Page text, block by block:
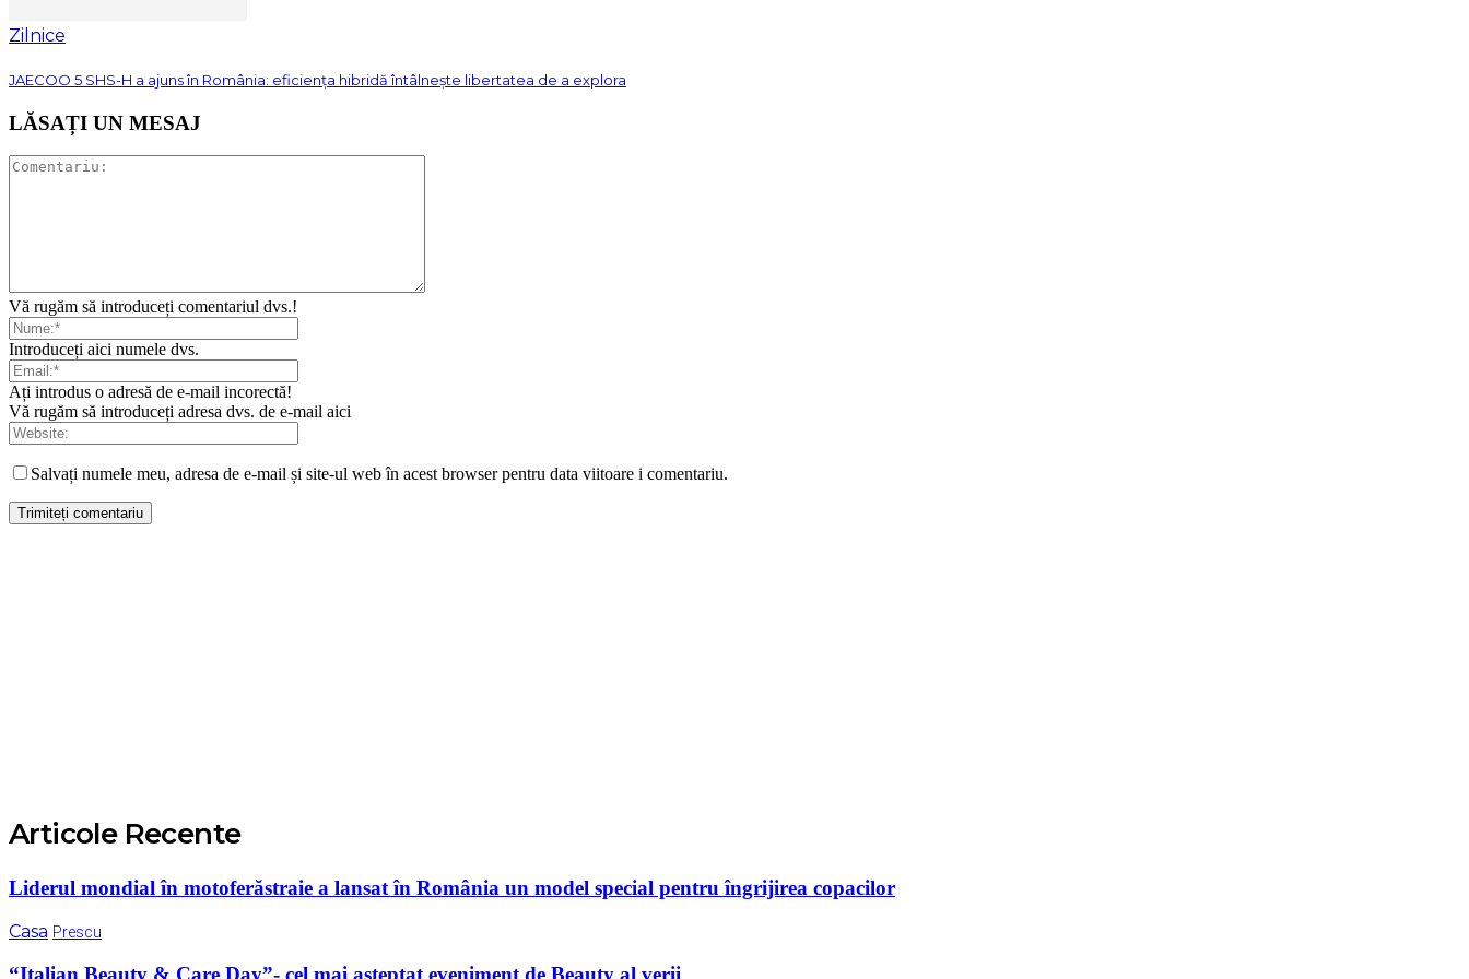
Zilnice
JAECOO 5 SHS-H a ajuns în România: eficiența hibridă întâlnește libertatea de a explora
LĂSAȚI UN MESAJ
Vă rugăm să introduceți comentariul dvs.!
Introduceți aici numele dvs.
Ați introdus o adresă de e-mail incorectă!
Vă rugăm să introduceți adresa dvs. de e-mail aici
Salvați numele meu, adresa de e-mail și site-ul web în acest browser pentru data viitoare i comentariu.
Articole Recente
Liderul mondial în motoferăstraie a lansat în România un model special pentru îngrijirea copacilor
Casa Prescu
“Italian Beauty & Care Day”- cel mai aşteptat eveniment de Beauty al verii